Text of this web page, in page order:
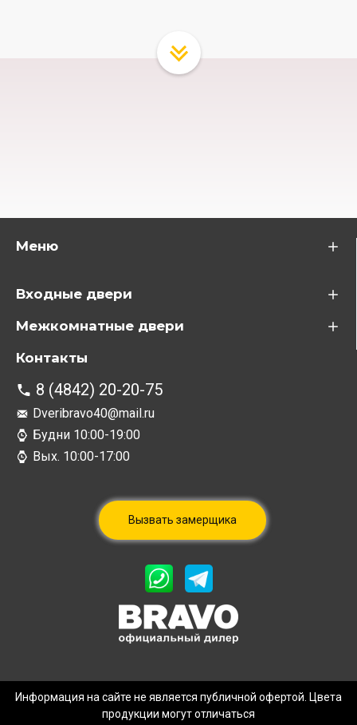
Меню
Входные двери
Межкомнатные двери
Контакты
8 (4842) 20-20-75
Dveribravo40@mail.ru
Будни 10:00-19:00
Вых. 10:00-17:00
Вызвать замерщика
Информация на сайте не является публичной офертой. Цвета
продукции могут отличаться